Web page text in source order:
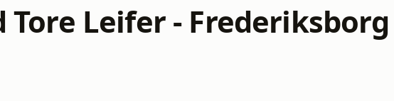
Tore Leifer - Frederiksborg